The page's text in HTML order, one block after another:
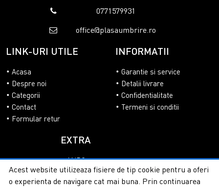
0771579931
office@plasaumbrire.ro
LINK-URI UTILE
Acasa
Despre noi
Categorii
Contact
Formular retur
INFORMATII
Garantie si service
Detalii livrare
Confidentialitate
Termeni si conditii
EXTRA
ANPC
SOL
Acest website utilizeaza fisiere de tip cookie pentru a oferi
o experienta de navigare cat mai buna. Prin continuarea